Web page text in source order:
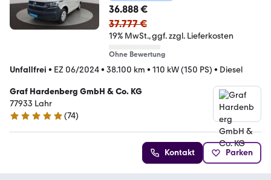
36.888 €
37.777 €
19% MwSt. ggf. zzgl. Lieferkosten
Ohne Bewertung
Unfallfrei • EZ 06/2024• 38.100 km • 110 kW (150 PS) • Diesel
Graf Hardenberg GmbH & Co. KG
77933 Lahr
4.9 Sterne
(74)
Kontakt Parken